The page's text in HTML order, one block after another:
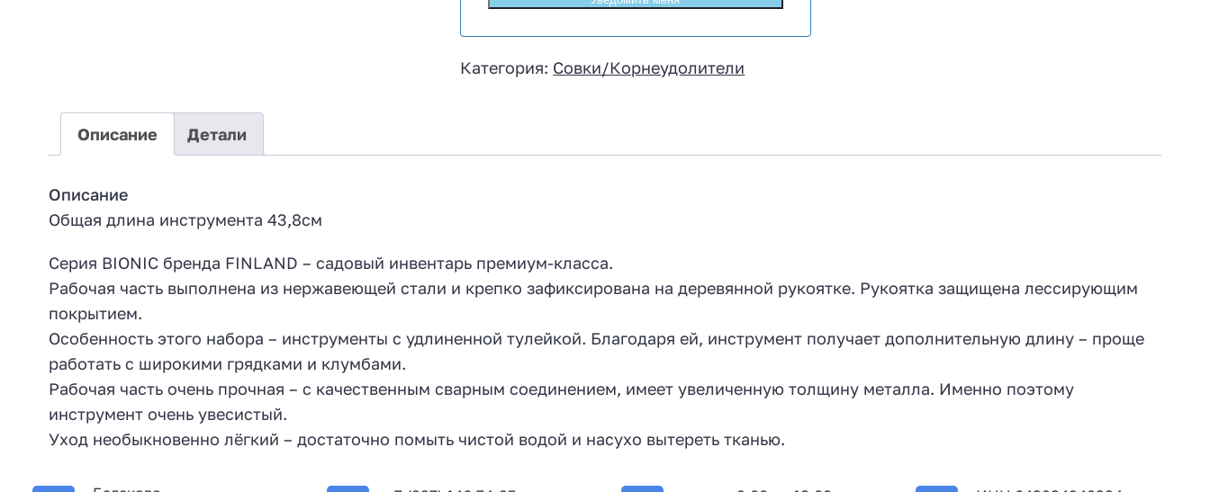
s
s
i
Категория: Совки/Корнеудолители
Описание Детали
Описание
Общая длина инструмента 43,8см
Серия BIONIC бренда FINLAND – садовый инвентарь премиум-класса.
Рабочая часть выполнена из нержавеющей стали и крепко зафиксирована на деревянной рукоятке. Рукоятка защищена лессирующим
покрытием.
Особенность этого набора – инструменты с удлиненной тулейкой. Благодаря ей, инструмент получает дополнительную длину – проще
работать с широкими грядками и клумбами.
Рабочая часть очень прочная – с качественным сварным соединением, имеет увеличенную толщину металла. Именно поэтому
инструмент очень увесистый.
Уход необыкновенно лёгкий – достаточно помыть чистой водой и насухо вытереть тканью.